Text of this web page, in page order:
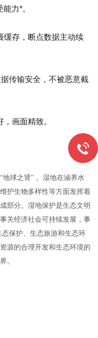
力*。
存，断点数据主动续
传输安全，不被恶意截
画面精致。
地球之肾"， 湿地在涵养水
护生物多样性等方面发挥着
部分。湿地保护是生态文明
关经济社会可持续发展，事
保护、生态旅游和生态环
源的合理开发和生态环境的
。